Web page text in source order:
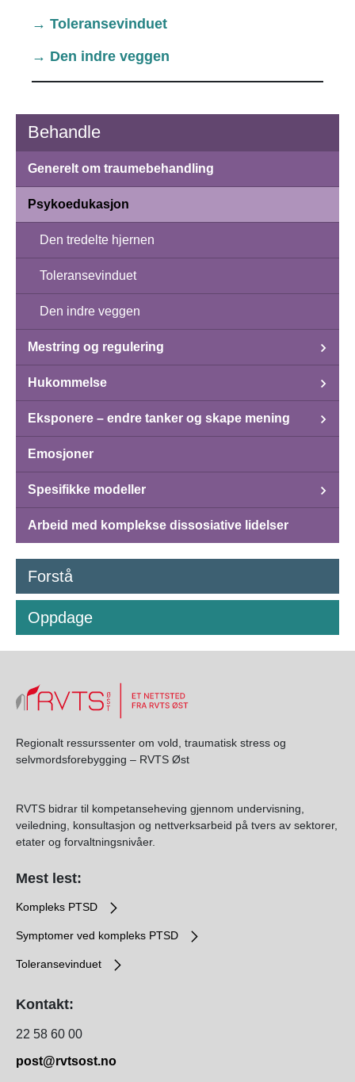
→ Toleransevinduet
→ Den indre veggen
Behandle
Generelt om traumebehandling
Psykoedukasjon
Den tredelte hjernen
Toleransevinduet
Den indre veggen
Mestring og regulering
Hukommelse
Eksponere – endre tanker og skape mening
Emosjoner
Spesifikke modeller
Arbeid med komplekse dissosiative lidelser
Forstå
Oppdage
Regionalt ressurssenter om vold, traumatisk stress og
selvmordsforebygging – RVTS Øst
RVTS bidrar til kompetanseheving gjennom undervisning,
veiledning, konsultasjon og nettverksarbeid på tvers av sektorer,
etater og forvaltningsnivåer.
Kontakt:
22 58 60 00
post@rvtsost.no
Mest lest:
Kompleks PTSD
Symptomer ved kompleks PTSD
Toleransevinduet